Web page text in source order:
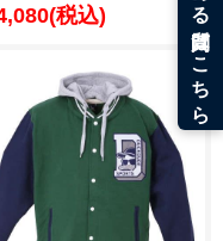
1 3L 4L 5L 6L
税込)